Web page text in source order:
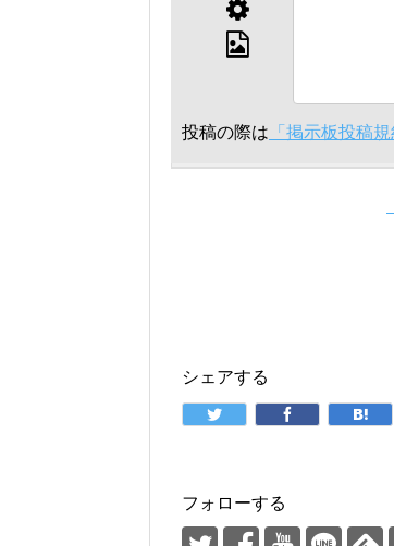
投稿の際は 「掲示板投稿規
シェアする
フォローする